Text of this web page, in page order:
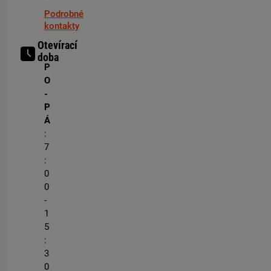
Podrobné
kontakty
Otevírací
doba
P
O
-
P
Á
:
7
:
0
0
-
1
5
:
3
0